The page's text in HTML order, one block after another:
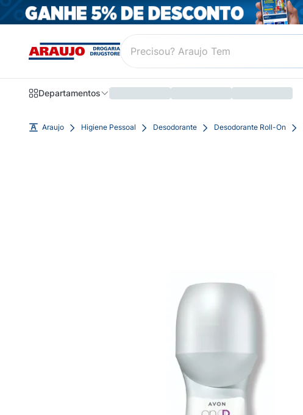
Departamentos
Araujo Higiene Pessoal Desodorante Desodorante Roll-On